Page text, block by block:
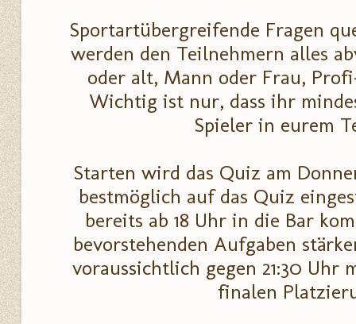
Sportartübergreifende Fragen
werden den Teilnehmern alles
oder alt, Mann oder Frau,
Wichtig ist nur, dass ihr
Spieler in eurem
Starten wird das Quiz am
bestmöglich auf das Quiz
bereits ab 18 Uhr in die Bar
bevorstehenden Aufgaben
voraussichtlich gegen 21:30 Uhr
finalen